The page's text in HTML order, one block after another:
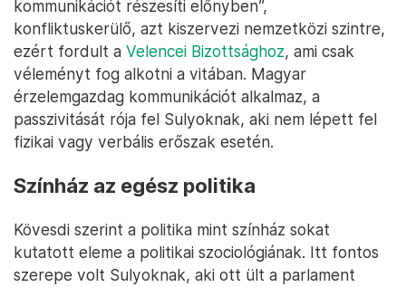
kommunikációt részesíti előnyben”,
konfliktuskerülő, azt kiszervezi nemzetközi szintre,
ezért fordult a Velencei Bizottsághoz, ami csak
véleményt fog alkotni a vitában. Magyar
érzelemgazdag kommunikációt alkalmaz, a
passzivitását rója fel Sulyoknak, aki nem lépett fel
fizikai vagy verbális erőszak esetén.
Színház az egész politika
Kövesdi szerint a politika mint színház sokat
kutatott eleme a politikai szociológiának. Itt fontos
szerepe volt Sulyoknak, aki ott ült a parlament